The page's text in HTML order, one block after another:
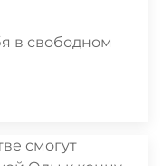
в свободном